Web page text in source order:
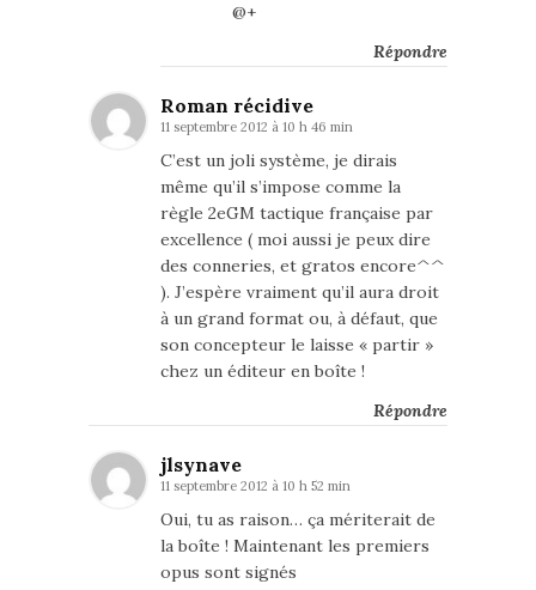
@+
Répondre
Roman récidive
11 septembre 2012 à 10 h 46 min
C’est un joli système, je dirais
même qu’il s’impose comme la
règle 2eGM tactique française par
excellence ( moi aussi je peux dire
des conneries, et gratos encore^^
). J’espère vraiment qu’il aura droit
à un grand format ou, à défaut, que
son concepteur le laisse « partir »
chez un éditeur en boîte !
Répondre
jlsynave
11 septembre 2012 à 10 h 52 min
Oui, tu as raison… ça mériterait de
la boîte ! Maintenant les premiers
opus sont signés